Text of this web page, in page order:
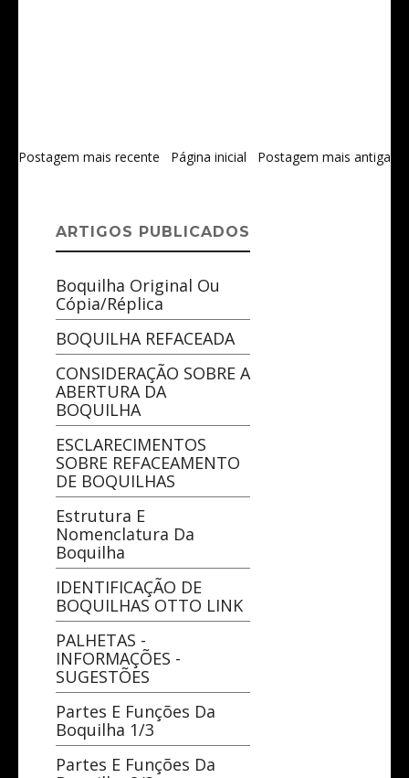
Postagem mais recente Página inicial Postagem mais antiga
ARTIGOS PUBLICADOS
Boquilha Original Ou
Cópia/réplica
BOQUILHA REFACEADA
CONSIDERAÇÃO SOBRE A
ABERTURA DA
BOQUILHA
ESCLARECIMENTOS
SOBRE REFACEAMENTO
DE BOQUILHAS
Estrutura E
Nomenclatura Da
Boquilha
IDENTIFICAÇÃO DE
BOQUILHAS OTTO LINK
PALHETAS -
INFORMAÇÕES -
SUGESTÕES
Partes E Funções Da
Boquilha 1/3
Partes E Funções Da